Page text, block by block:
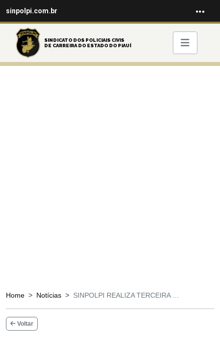
sinpolpi.com.br
SINDICATO DOS POLICIAIS CIVIS
DE CARREIRA DO ESTADO DO PIAUÍ
Home Notícias SINPOLPI REALIZA TERCEIRA …
Voltar